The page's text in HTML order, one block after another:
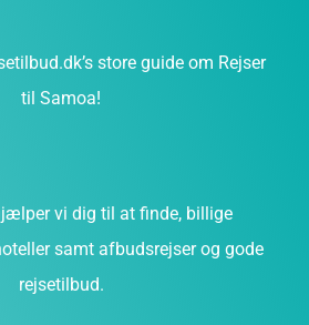
store guide om Rejser
til Samoa!
vi dig til at finde, billige
samt afbudsrejser og gode
rejsetilbud.